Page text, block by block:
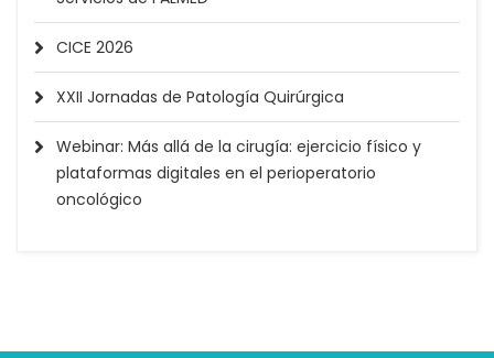
CICE 2026
XXII Jornadas de Patología Quirúrgica
Webinar: Más allá de la cirugía: ejercicio físico y
plataformas digitales en el perioperatorio
oncológico